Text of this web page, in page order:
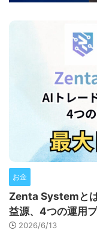
お金
Zenta Systemと
益源、4つの運用
2026/6/13